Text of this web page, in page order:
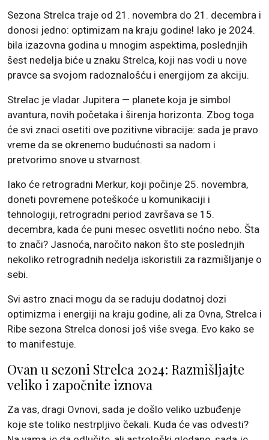
Sezona Strelca traje od 21. novembra do 21. decembra i
donosi jedno: optimizam na kraju godine! Iako je 2024.
bila izazovna godina u mnogim aspektima, poslednjih
šest nedelja biće u znaku Strelca, koji nas vodi u nove
pravce sa svojom radoznalošću i energijom za akciju.
Strelac je vladar Jupitera — planete koja je simbol
avantura, novih početaka i širenja horizonta. Zbog toga
će svi znaci osetiti ove pozitivne vibracije: sada je pravo
vreme da se okrenemo budućnosti sa nadom i
pretvorimo snove u stvarnost.
Iako će retrogradni Merkur, koji počinje 25. novembra,
doneti povremene poteškoće u komunikaciji i
tehnologiji, retrogradni period završava se 15.
decembra, kada će puni mesec osvetliti noćno nebo. Šta
to znači? Jasnoća, naročito nakon što ste poslednjih
nekoliko retrogradnih nedelja iskoristili za razmišljanje o
sebi.
Svi astro znaci mogu da se raduju dodatnoj dozi
optimizma i energiji na kraju godine, ali za Ovna, Strelca i
Ribe sezona Strelca donosi još više svega. Evo kako se
to manifestuje.
Ovan u sezoni Strelca 2024: Razmišljajte
veliko i započnite iznova
Za vas, dragi Ovnovi, sada je došlo veliko uzbuđenje
koje ste toliko nestrpljivo čekali. Kuda će vas odvesti?